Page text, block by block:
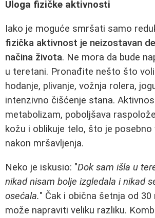
Uloga fizičke aktivnosti
Iako je moguće smršati samo
fizička aktivnost je neizostavan
načina života. Ne mora da bude
u teretani. Pronađite nešto što
hodanje, plivanje, vožnja rolera,
intenzivno čišćenje stana.
metabolizam, poboljšava
kožu i oblikuje telo, što je
nakon mršavljenja.
Neko je iskusio: "Dok sam išla u
nikad nisam bolje izgledala i nikad
osećala." Čak i obična šetnja od
može napraviti veliku razliku.